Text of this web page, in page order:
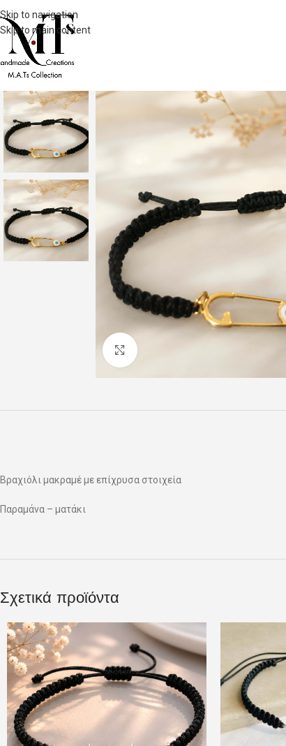
Skip to navigation
Skip to main content
Βραχιόλι μακραμέ με επίχρυσα στοιχεία
Παραμάνα – ματάκι
Σχετικά προϊόντα